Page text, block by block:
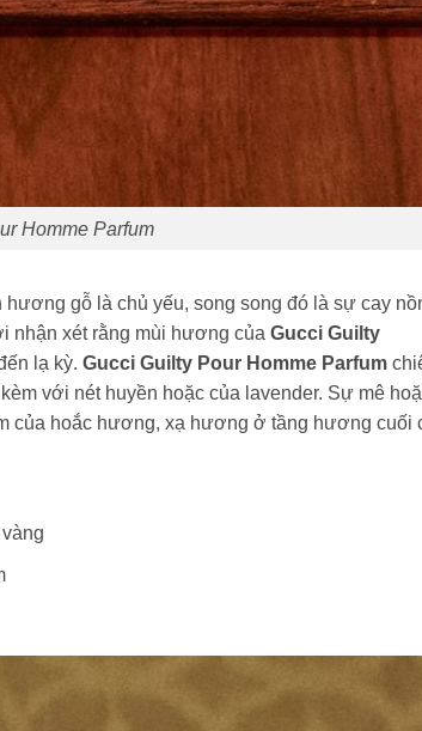
Homme Parfum
gỗ là chủ yếu, song song đó là sự cay
nhận xét rằng mùi hương của Gucci Guilty
lạ kỳ. Gucci Guilty Pour Homme Parfum
với nét huyền hoặc của lavender. Sự mê
của hoắc hương, xạ hương ở tầng hương cuối